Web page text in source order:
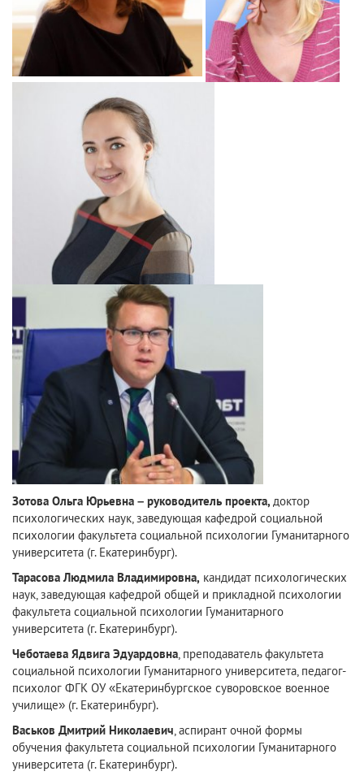
Зотова Ольга Юрьевна – руководитель проекта, доктор
психологических наук, заведующая кафедрой социальной
психологии факультета социальной психологии Гуманитарного
университета (г. Екатеринбург).
Тарасова Людмила Владимировна, кандидат психологических
наук, заведующая кафедрой общей и прикладной психологии
факультета социальной психологии Гуманитарного
университета (г. Екатеринбург).
Чеботаева Ядвига Эдуардовна , преподаватель факультета
социальной психологии Гуманитарного университета, педагог-
психолог ФГК ОУ «Екатеринбургское суворовское военное
училище» (г. Екатеринбург).
Васьков Дмитрий Николаевич , аспирант очной формы
обучения факультета социальной психологии Гуманитарного
университета (г. Екатеринбург).